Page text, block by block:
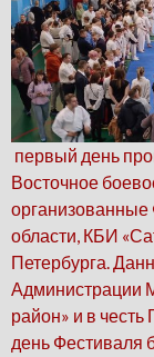
первый день
Восточное
области, КБИ
Петербурга.
Администрации
район» и в
день Фестиваля